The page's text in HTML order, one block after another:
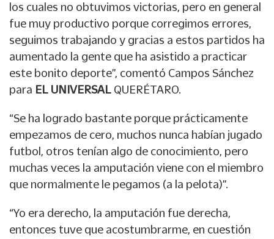
los cuales no obtuvimos victorias, pero en general
fue muy productivo porque corregimos errores,
seguimos trabajando y gracias a estos partidos ha
aumentado la gente que ha asistido a practicar
este bonito deporte”, comentó Campos Sánchez
para EL UNIVERSAL QUERÉTARO.
“Se ha logrado bastante porque prácticamente
empezamos de cero, muchos nunca habían jugado
futbol, otros tenían algo de conocimiento, pero
muchas veces la amputación viene con el miembro
que normalmente le pegamos (a la pelota)”.
“Yo era derecho, la amputación fue derecha,
entonces tuve que acostumbrarme, en cuestión